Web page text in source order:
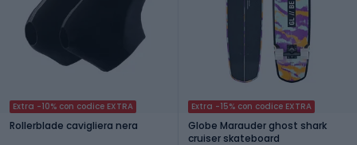
Extra -10% con codice EXTRA
Rollerblade cavigliera nera
Extra -15% con codice EXTRA
Globe Marauder ghost shark
cruiser skateboard